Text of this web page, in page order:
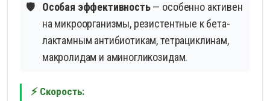
🛡️ Особая эффективность— особенно активен
на микроорганизмы, резистентные к бета-
лактамным антибиотикам, тетрациклинам,
макролидам и аминогликозидам.
⚡ Скорость: